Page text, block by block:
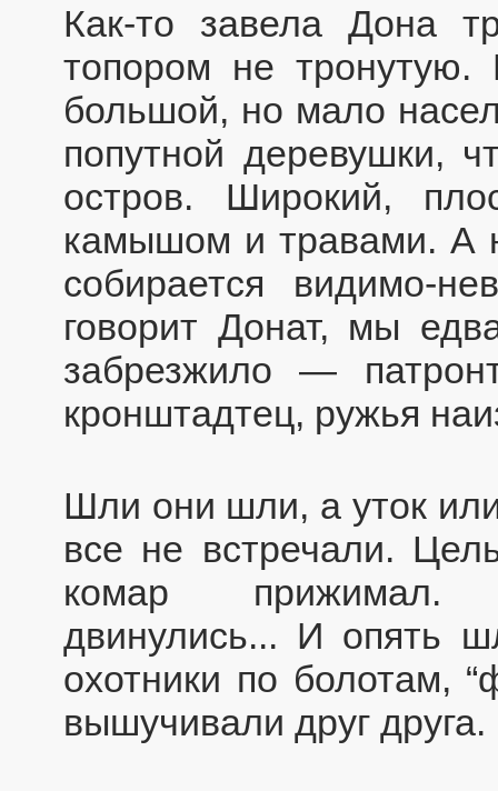
Как-то завела Дона
топором не
большой, но мало
попутной деревушки,
остров. Широкий,
камышом и травами. А
собирается видимо-
говорит Донат, мы
забрезжило —
кронштадтец, ружья
Шли они шли, а уток
все не встречали.
комар прижимал.
двинулись... И опять
охотники по болотам,
вышучивали друг друга.